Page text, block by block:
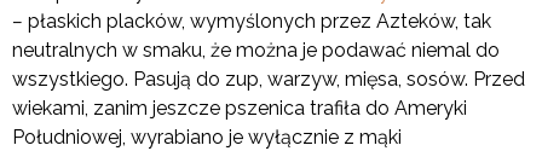
– płaskich placków, wymyślonych przez Azteków, tak
neutralnych w smaku, że można je podawać niemal do
wszystkiego. Pasują do zup, warzyw, mięsa, sosów. Przed
wiekami, zanim jeszcze pszenica trafiła do Ameryki
Południowej, wyrabiano je wyłącznie z mąki